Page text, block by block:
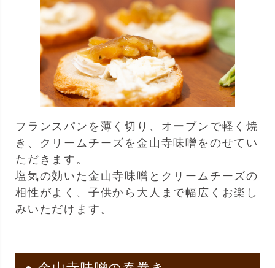
フランスパンを薄く切り、オーブンで軽く焼
き、クリームチーズを金山寺味噌をのせてい
ただきます。
塩気の効いた金山寺味噌とクリームチーズの
相性がよく、子供から大人まで幅広くお楽し
みいただけます。